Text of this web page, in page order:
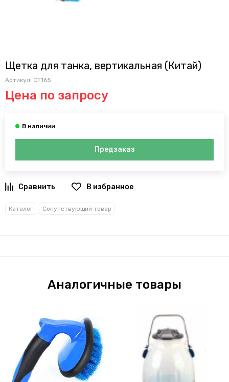
Щетка для танка, вертикальная (Китай)
Артикул: CT165
Цена по запросу
Предзаказ
В избранное
Каталог Сопутствующий товар
Аналогичные товары